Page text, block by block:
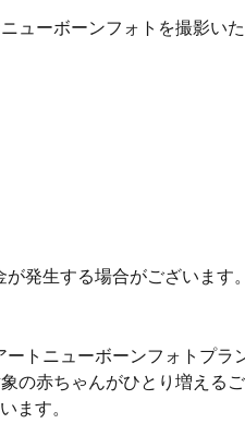
ューボーンフォトを撮影い
発生する場合がございます
トニューボーンフォトプラ
の赤ちゃんがひとり増える
ます。